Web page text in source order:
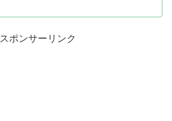
スポンサーリンク